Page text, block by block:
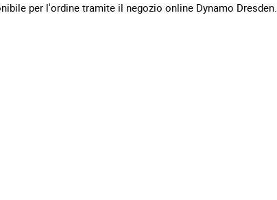
per l'ordine tramite il negozio online Dynamo Dresden.